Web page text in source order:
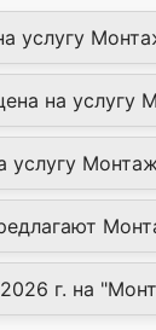
услугу
на услугу
г. на